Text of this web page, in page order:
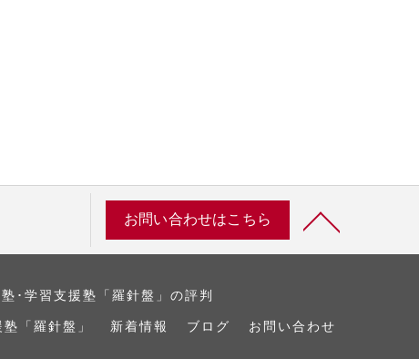
お問い合わせはこちら
･学習支援塾「羅針盤」の評判
「羅針盤」 新着情報 ブログ
お問い合わせ